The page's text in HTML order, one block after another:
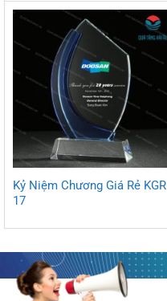
Kỷ Niệm Chương Giá Rẻ KGR
17